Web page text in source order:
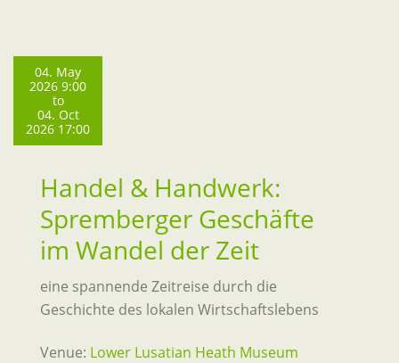
04. May
2026 9:00
to
04. Oct
2026 17:00
Handel & Handwerk:
Spremberger Geschäfte
im Wandel der Zeit
eine spannende Zeitreise durch die
Geschichte des lokalen Wirtschaftslebens
Venue: Lower Lusatian Heath Museum